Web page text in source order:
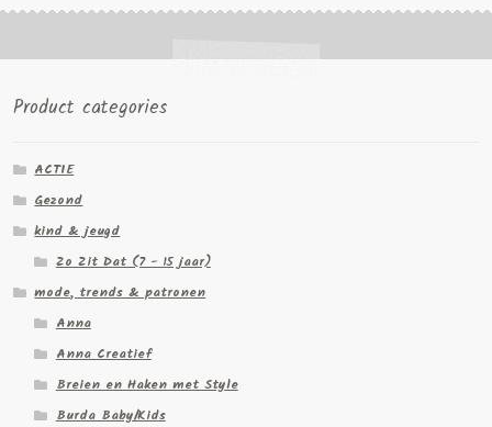
Product categories
ACTIE
Gezond
kind & jeugd
Zo Zit Dat (7 - 15 jaar)
mode, trends & patronen
Anna
Anna Creatief
Breien en Haken met Style
Burda Baby/Kids